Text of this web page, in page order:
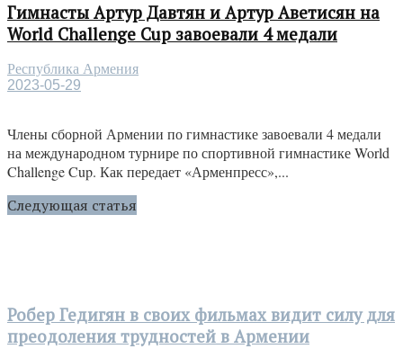
Гимнасты Артур Давтян и Артур Аветисян на
World Challenge Cup завоевали 4 медали
Республика Армения
2023-05-29
Члены сборной Армении по гимнастике завоевали 4 медали
на международном турнире по спортивной гимнастике World
Challenge Cup. Как передает «Арменпресс»,...
Следующая статья
Робер Гедигян в своих фильмах видит силу для
преодоления трудностей в Армении